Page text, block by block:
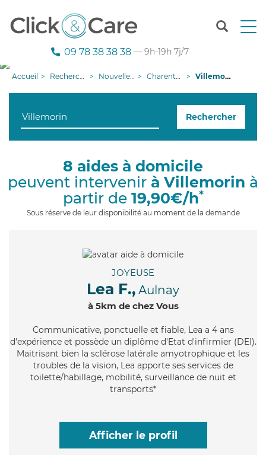
T
n
g
i
09 78 38 38 38 — 9h-19h 7j/7
Accueil Recherche aide à domicile Nouvelle-Aquitaine Charente-Maritime Villemorin
Rechercher
8 aides à domicile
peuvent intervenir à Villemorin à
partir de 19,90€/h*
Sous réserve de leur disponibilité au moment de la demande
JOYEUSE
Lea F., Aulnay
à 5km de chez Vous
Communicative, ponctuelle et fiable, Lea a 4 ans
d'expérience et possède un diplôme d'Etat d'infirmier (DEI).
Maitrisant bien la sclérose latérale amyotrophique et les
troubles de la vision, Lea apporte ses services de
toilette/habillage, mobilité, surveillance de nuit et
transports*
Afficher le profil